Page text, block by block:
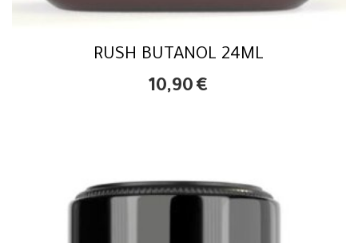
RUSH BUTANOL 24ML
10,90 €